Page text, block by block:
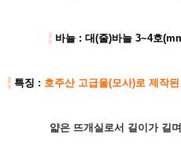
- 바늘 : 대(줄)바늘 3~4호
- 특징 : 호주산 고급울(모사)로 제작
얇은 뜨개실로서 길이가 길